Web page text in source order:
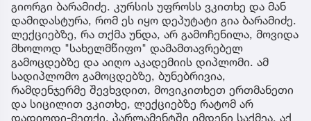
გიორგი ბარამიძე. კურსის უფროსს ვკითხე და მან
დამიდასტურა, რომ ეს იყო დეპუტატი გია ბარამიძე.
ლექციებზე, რა თქმა უნდა, არ გამოჩენილა, მოვიდა
მხოლოდ "სახელმწიფო" დამამთავრებელ
გამოცდებზე და აიღო აკადემიის დიპლომი. ამ
სადიპლომო გამოცდებზე, ბუნებრივია,
რამდენჯერმე შევხვდით, მოვიკითხეთ ერთმანეთი
და სიცილით ვკითხე, ლექციებზე რატომ არ
დადიოდი-მეთქი. პარლამენტში იმდენი საქმეა, აქ